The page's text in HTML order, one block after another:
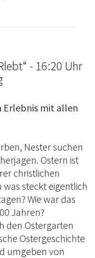
- 16:20 Uhr
mit allen
Nester suchen
Ostern ist
christlichen
steckt eigentlich
Wie war das
Jahren?
den Ostergarten
Ostergeschichte
umgeben von